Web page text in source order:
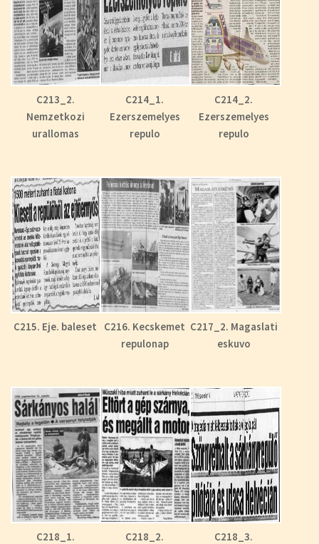
C213_2.
Nemzetkozi
urallomas
C214_1.
Ezerszemelyes
repulo
C214_2.
Ezerszemelyes
repulo
C215. Eje. baleset
C216. Kecskemet
repulonap
C217_2. Magaslati
eskuvo
C218_1.
C218_2.
C218_3.